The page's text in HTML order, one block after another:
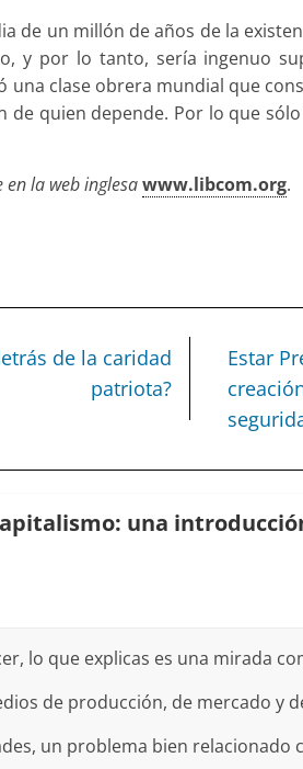
de un millón de años de la
y por lo tanto, sería ingenuo
una clase obrera mundial que
de quien depende. Por lo que
en la web inglesawww.libcom.org.
de la caridad
patriota?
Estar
una
lo que explicas es una mirada
de producción, de mercado y
un problema bien relacionado